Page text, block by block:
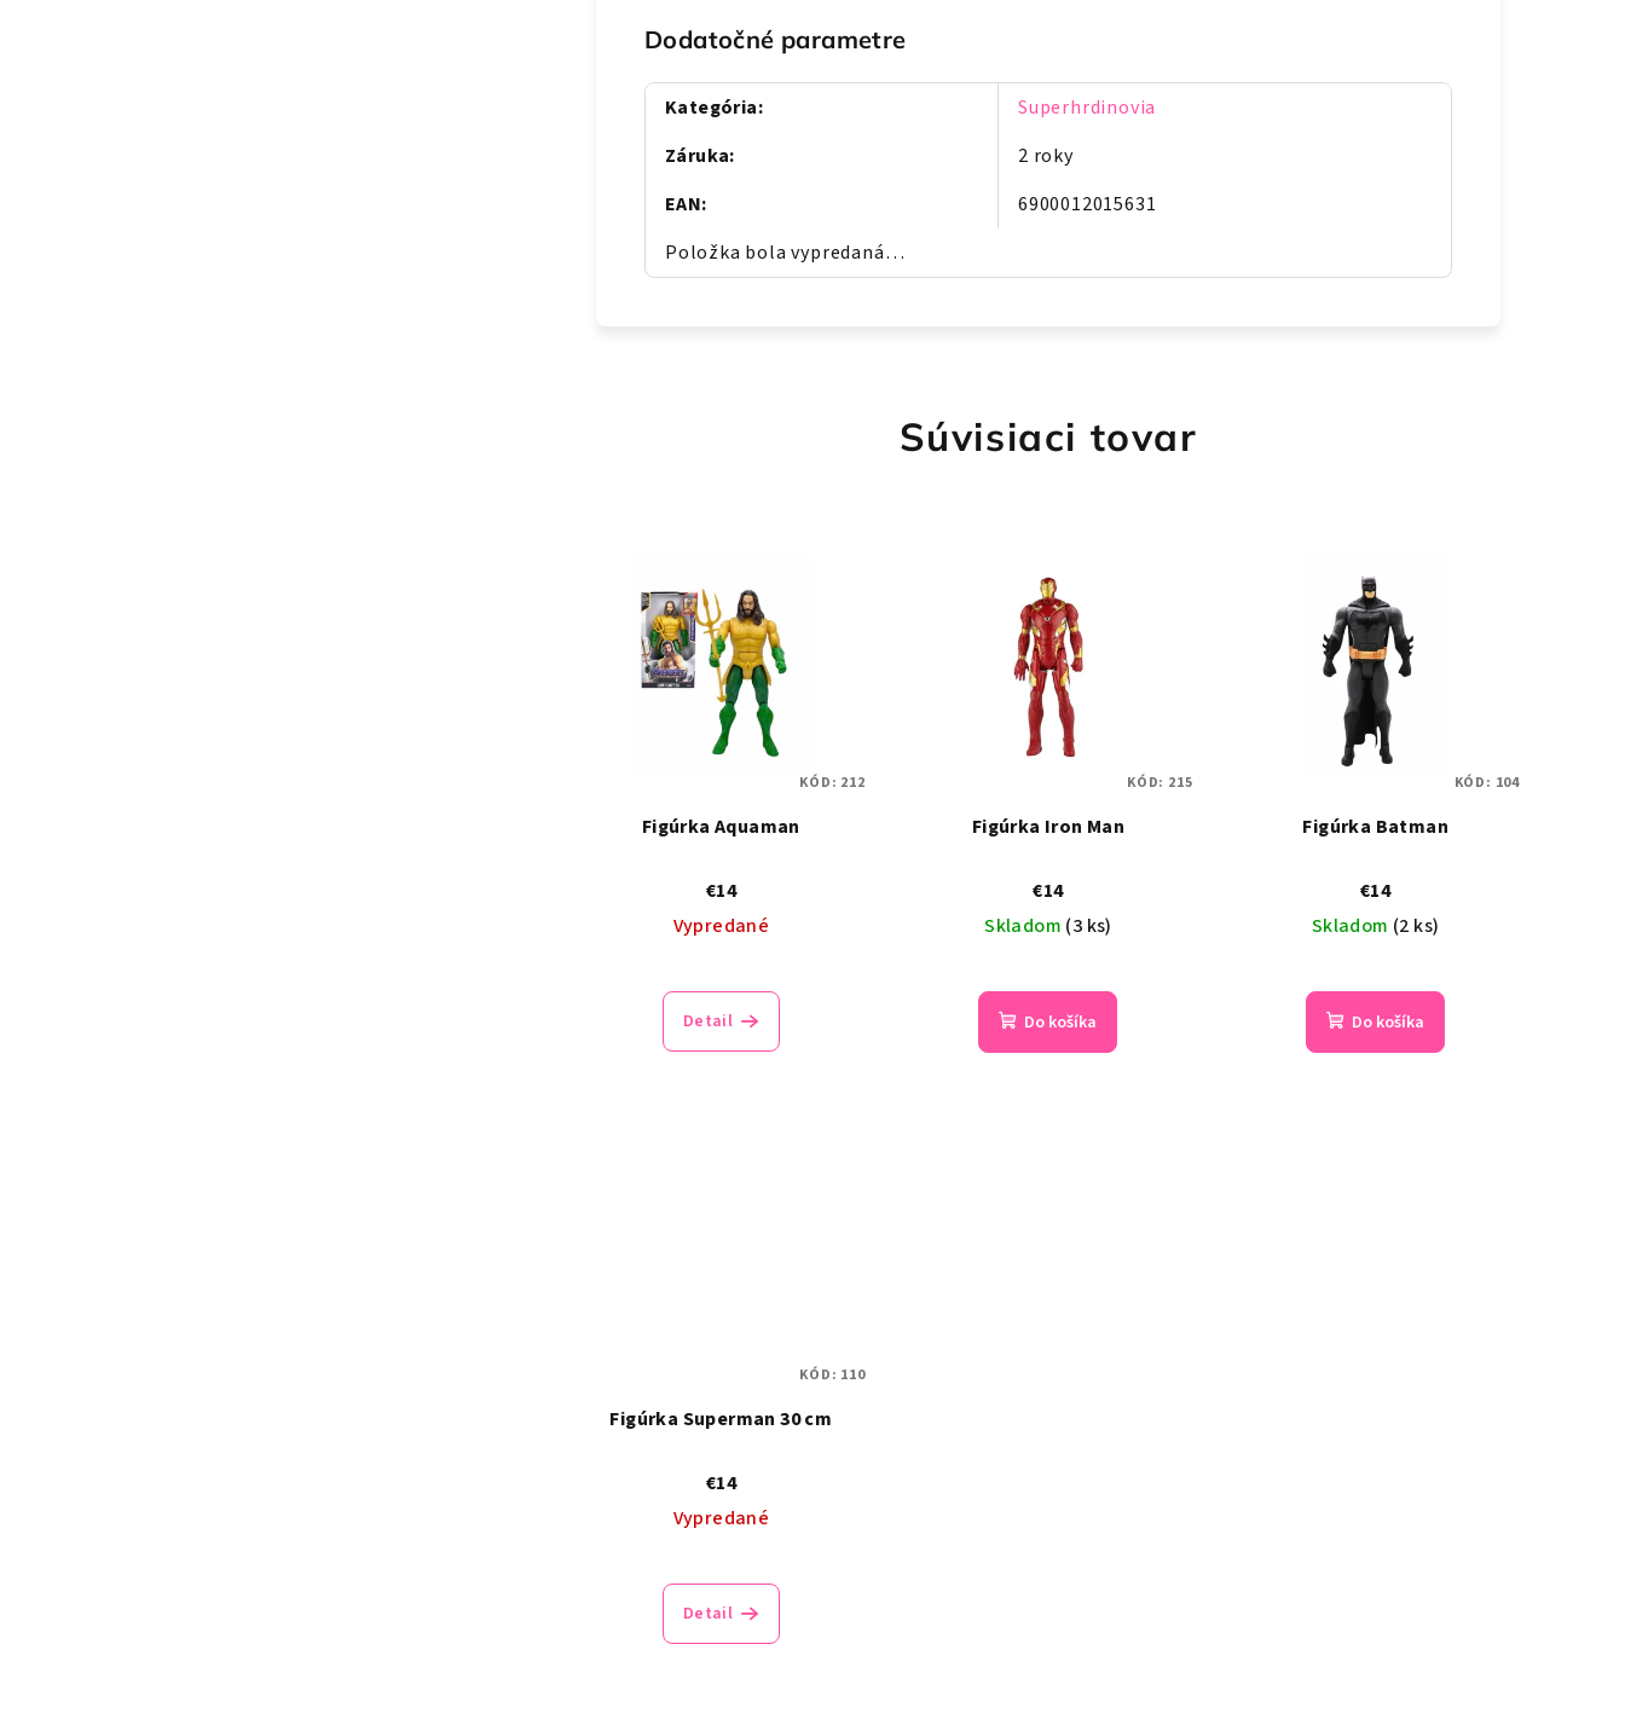
Dodatočné parametre
Kategória:
Superhrdinovia
Záruka:
2 roky
EAN:
6900012015631
Položka bola vypredaná…
Súvisiaci tovar
Figúrka Aquaman
€14
Vypredané
Detail
KÓD: 212
Figúrka Iron Man
€14
Skladom (3 ks)
Do košíka
KÓD: 215
Figúrka Batman
€14
Skladom (2 ks)
Do košíka
KÓD: 104
Figúrka Superman 30 cm
€14
Vypredané
Detail
KÓD: 110